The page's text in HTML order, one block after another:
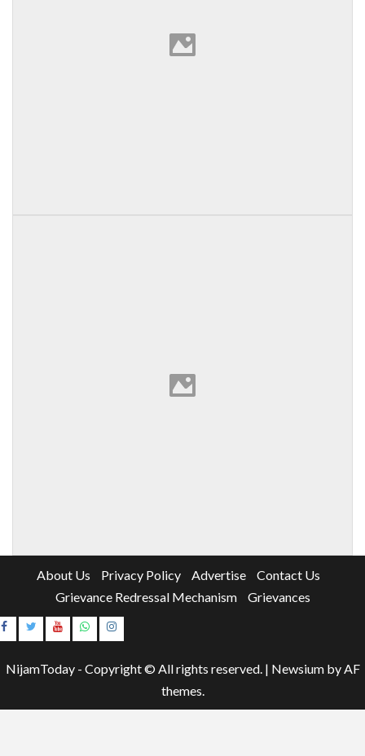
About Us Privacy Policy Advertise
Contact Us
Grievance Redressal Mechanism
Grievances
Instagram
NijamToday - Copyright © All rights reserved. | Newsiumby AF
themes.